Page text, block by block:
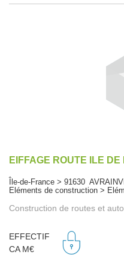
EIFFAGE ROUTE ILE
Île-de-France > 91630
Eléments de construction >
Construction de routes et
EFFECTIF
CA M€